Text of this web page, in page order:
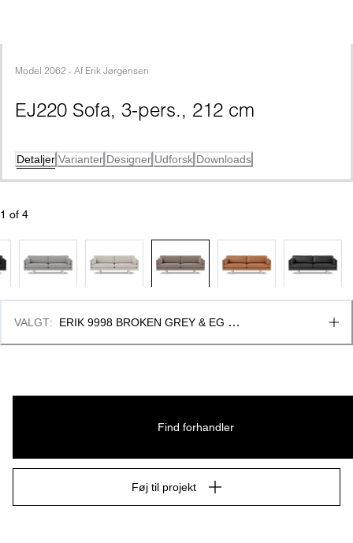
Model 2062 - Af Erik Jørgensen
EJ220 Sofa, 3-pers., 212 cm
Detaljer Varianter Designer Udforsk Downloads
1 of 4
VALGT:
ERIK 9998 BROKEN GREY & EG
Find forhandler
Føj til projekt